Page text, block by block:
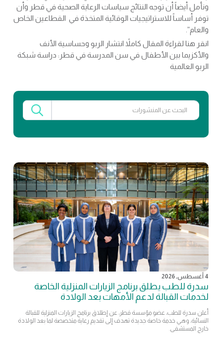
ونأمل أيضاً أن توجه النتائج سياسات الرعاية الصحية في قطر وأن
توفر أساساً للاستراتيجيات الوقائية المتخذة في القطاعين الخاص
والعام”.
انقر هنا لقراءة المقال كاملاً انتشار الربو وحساسية الأنف
والأكزيما بين الأطفال في سن المدرسة في قطر: دراسة شبكة
الربو العالمية
4 أغسطس, 2026
سدرة للطب يطلق برنامج الزيارات المنزلية الخاصة
لخدمات القبالة لدعم الأمهات بعد الولادة
أعلن سدرة للطب، عضو مؤسسة قطر، عن إطلاق برنامج الزيارات المنزلية للقبالة
النسائية، وهي خدمة خاصة جديدة تهدف إلى تقديم رعاية متخصصة لما بعد الولادة
خارج المستشفى.